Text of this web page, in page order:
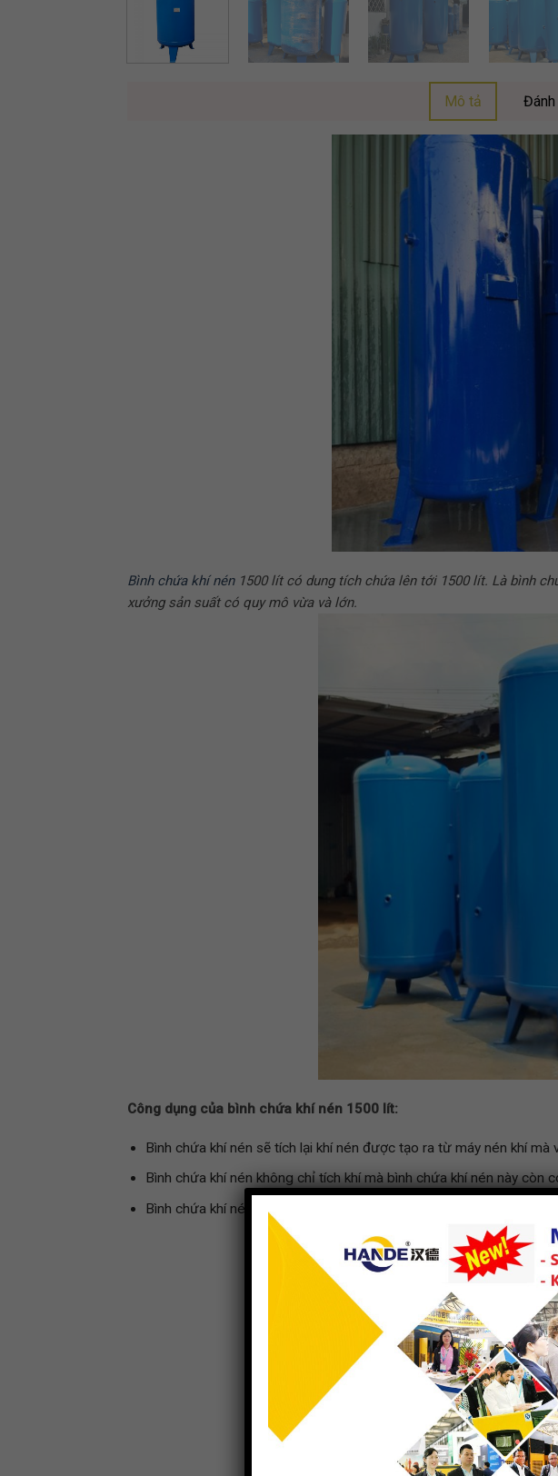
Mô tả Đánh
Bình chứa khí nén 1500 lít có dung tích chứa lên tới 1500 lít. Là bình
xưởng sản suất có quy mô vừa và lớn.
Công dụng của bình chứa khí nén 1500 lít:
Bình chứa khí nén sẽ tích lại khí nén được tạo ra từ máy nén khí
Bình chứa khí nén không chỉ tích khí mà bình chứa khí nén này
Bình chứa khí nén có khả năng ổn định áp suất khí, tránh gây